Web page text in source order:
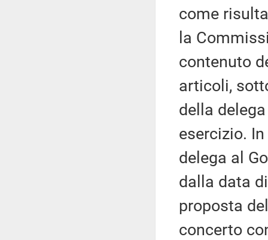
come
la
contenuto
articoli,
della
esercizio.
delega al
dalla data
proposta
concerto